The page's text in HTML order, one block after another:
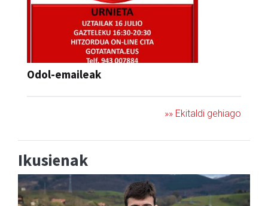
Odol-emaileak
»» Ekitaldi gehiago
Ikusienak